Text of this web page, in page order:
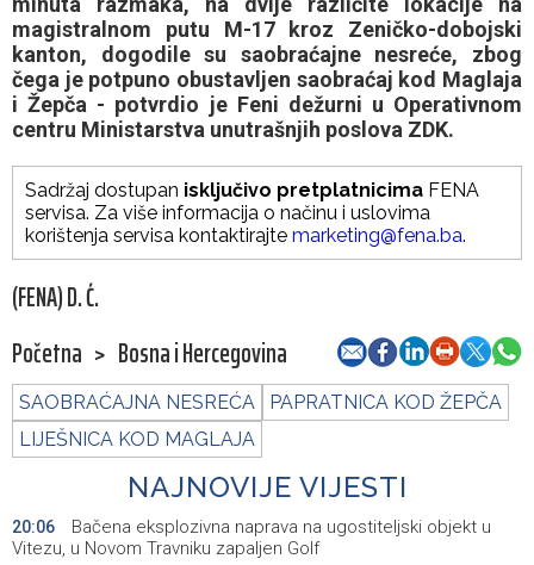
magistralnom putu M-17 kroz Zeničko-dobojski
kanton, dogodile su saobraćajne nesreće, zbog
čega je potpuno obustavljen saobraćaj kod Maglaja
i Žepča - potvrdio je Feni dežurni u Operativnom
centru Ministarstva unutrašnjih poslova ZDK.
Sadržaj dostupan isključivo pretplatnicima FENA
servisa. Za više informacija o načinu i uslovima
korištenja servisa kontaktirajte marketing@fena.ba.
(FENA) D. Ć.
Početna > Bosna i Hercegovina
SAOBRAĆAJNA NESREĆA
PAPRATNICA KOD ŽEPČA
LIJEŠNICA KOD MAGLAJA
NAJNOVIJE VIJESTI
20:06
Bačena eksplozivna naprava na ugostiteljski objekt u
Vitezu, u Novom Travniku zapaljen Golf